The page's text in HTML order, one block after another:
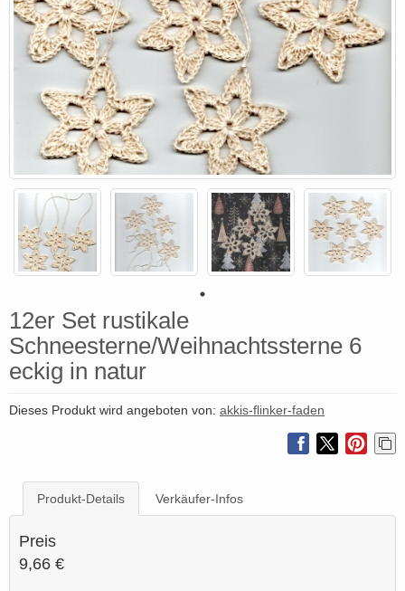
12er Set rustikale
Schneesterne/Weihnachtssterne 6
eckig in natur
Dieses Produkt wird angeboten von: akkis-flinker-faden
Produkt-Details Verkäufer-Infos
Preis
9,66 €